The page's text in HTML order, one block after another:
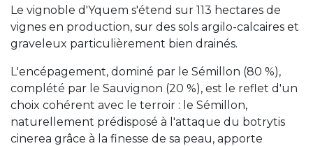
Le vignoble d'Yquem s'étend sur 113 hectares de
vignes en production, sur des sols argilo-calcaires et
graveleux particulièrement bien drainés.
L'encépagement, dominé par le Sémillon (80 %),
complété par le Sauvignon (20 %), est le reflet d'un
choix cohérent avec le terroir : le Sémillon,
naturellement prédisposé à l'attaque du botrytis
cinerea grâce à la finesse de sa peau, apporte